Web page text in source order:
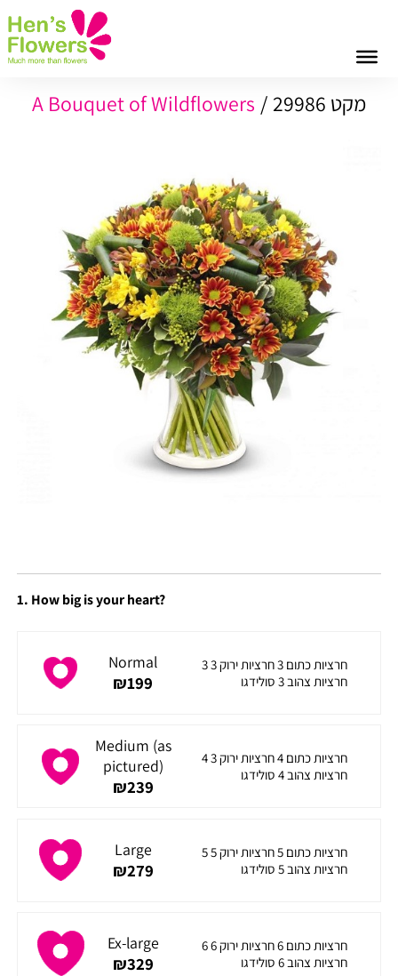
1. How big is your heart?
Medium (as
pictured)
₪239
4 חרציות כתום 4 חרציות ירוק 3
חרציות צהוב 4 סולידגו
Large
₪279
5 חרציות כתום 5 חרציות ירוק 5
חרציות צהוב 5 סולידגו
Ex-large
₪329
6 חרציות כתום 6 חרציות ירוק 6
חרציות צהוב 6 סולידגו
Normal
₪199
3 חרציות כתום 3 חרציות ירוק 3
חרציות צהוב 3 סולידגו
A Bouquet of Wildflowers מקט 29986